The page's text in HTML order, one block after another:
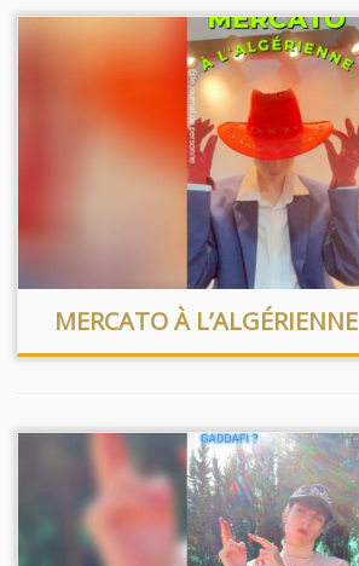
MERCATO À L’ALGÉRIENNE